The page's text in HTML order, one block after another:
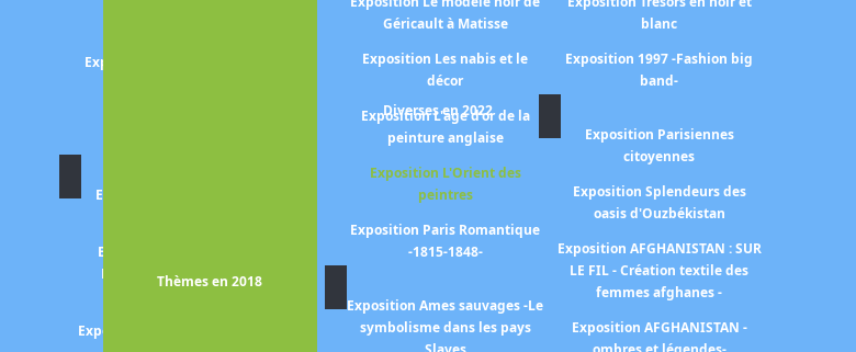
Exposition RUBENS, portraits
Exposition NIKI De SAINT
Exposition Niki de SAINT
PHALLE, Jean TINGUELY,
Exposition Sebastião SALGADO
Géricault à Matisse
Exposition Les nabis et le
décor
Exposition L'age d'or de la
peinture anglaise
Exposition L'Orient des
peintres
Exposition Paris Romantique
-1815-1848-
Thèmes en 2018
Exposition Ames sauvages -Le
symbolisme dans les pays
blanc
Exposition 1997 -Fashion big
band-
Diverses en 2022
Exposition Parisiennes
citoyennes
Exposition Splendeurs des
oasis d'Ouzbékistan
Exposition AFGHANISTAN : SUR
LE FIL - Création textile des
femmes afghanes -
Exposition AFGHANISTAN -